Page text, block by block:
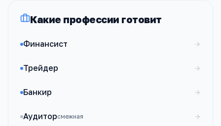
Какие профессии готовит
Финансист
Трейдер
Банкир
Аудиторсмежная